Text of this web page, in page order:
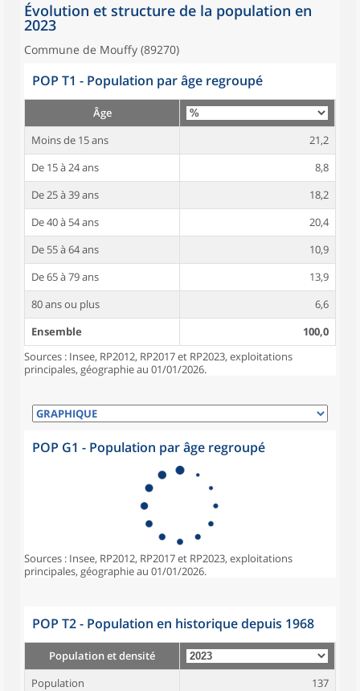
Évolution et structure de la population en
2023
Commune de Mouffy (89270)
POP T1 - Population par âge regroupé
Âge
Moins de 15 ans
21,2
De 15 à 24 ans
8,8
De 25 à 39 ans
18,2
De 40 à 54 ans
20,4
De 55 à 64 ans
10,9
De 65 à 79 ans
13,9
80 ans ou plus
6,6
Ensemble
100,0
Sources : Insee, RP2012, RP2017 et RP2023, exploitations
principales, géographie au 01/01/2026.
POP G1 - Population par âge regroupé
Sources : Insee, RP2012, RP2017 et RP2023, exploitations
principales, géographie au 01/01/2026.
POP T2 - Population en historique depuis 1968
Population et densité
Population
137